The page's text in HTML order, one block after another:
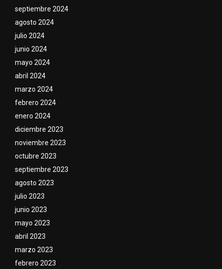
septiembre 2024
agosto 2024
julio 2024
junio 2024
mayo 2024
abril 2024
marzo 2024
febrero 2024
enero 2024
diciembre 2023
noviembre 2023
octubre 2023
septiembre 2023
agosto 2023
julio 2023
junio 2023
mayo 2023
abril 2023
marzo 2023
febrero 2023